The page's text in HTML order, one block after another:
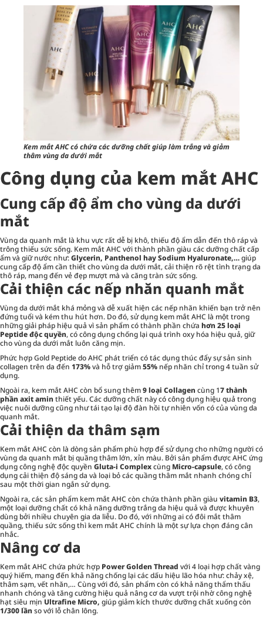
Kem mắt AHC có chứa các dưỡng chất giúp làm trắng và giảm
thâm vùng da dưới mắt
Công dụng của kem mắt AHC
Cung cấp độ ẩm cho vùng da dưới
mắt
Vùng da quanh mắt là khu vực rất dễ bị khô, thiếu độ ẩm dẫn đến thô ráp và
trông thiếu sức sống. Kem mắt AHC với thành phần giàu các dưỡng chất cấp
ẩm và giữ nước như:Glycerin, Panthenol hay Sodium Hyaluronate,…giúp
cung cấp độ ẩm cần thiết cho vùng da dưới mắt, cải thiện rõ rệt tình trạng da
thô ráp, mang đến vẻ đẹp mượt mà và căng tràn sức sống.
Cải thiện các nếp nhăn quanh mắt
Vùng da dưới mắt khá mỏng và dễ xuất hiện các nếp nhăn khiến bạn trở nên
đứng tuổi và kém thu hút hơn. Do đó, sử dụng kem mắt AHC là một trong
những giải pháp hiệu quả vì sản phẩm có thành phần chứa hơn 25 loại
Peptide độc quyền, có công dụng chống lại quá trình oxy hóa hiệu quả, giữ
cho vùng da dưới mắt luôn căng mịn.
Phức hợp Gold Peptide do AHC phát triển có tác dụng thúc đẩy sự sản sinh
collagen trên da đến 173%và hỗ trợ giảm55% nếp nhăn chỉ trong 4 tuần sử
dụng.
Ngoài ra, kem mắt AHC còn bổ sung thêm9 loại Collagen cùng 17 thành
phần axit amin thiết yếu. Các dưỡng chất này có công dụng hiệu quả trong
việc nuôi dưỡng cũng như tái tạo lại độ đàn hồi tự nhiên vốn có của vùng da
quanh mắt.
Cải thiện da thâm sạm
Kem mắt AHC còn là dòng sản phẩm phù hợp để sử dụng cho những người có
vùng da quanh mắt bị quầng thâm lớn, xỉn màu. Bởi sản phẩm được AHC ứng
dụng công nghệ độc quyền Gluta-i Complexcùng Micro-capsule, có công
dụng cải thiện độ sáng da và loại bỏ các quầng thâm mắt nhanh chóng chỉ
sau một thời gian ngắn sử dụng.
Ngoài ra, các sản phẩm kem mắt AHC còn chứa thành phần giàu vitamin B3,
một loại dưỡng chất có khả năng dưỡng trắng da hiệu quả và được khuyên
dùng bởi nhiều chuyên gia da liễu. Do đó, với những ai có đôi mắt thâm
quầng, thiếu sức sống thì kem mắt AHC chính là một sự lựa chọn đáng cân
nhắc.
Nâng cơ da
Kem mắt AHC chứa phức hợp Power Golden Thread với 4 loại hợp chất vàng
quý hiếm, mang đến khả năng chống lại các dấu hiệu lão hóa như: chảy xệ,
thâm sạm, vết nhăn,… Cùng với đó, sản phẩm còn có khả năng thẩm thấu
nhanh chóng và tăng cường hiệu quả nâng cơ da vượt trội nhờ công nghệ
hạt siêu mịn Ultrafine Micro, giúp giảm kích thước dưỡng chất xuống còn
1/300 lần so với lỗ chân lông.